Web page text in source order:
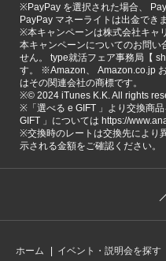
※PayPay を選択された場合、
PayPay マネーライトは出金できま
※本キャンペーンは株式会社キャ
本キャンペーンについてのお問い
せん。 type就活フェア事務局【
す。 ※Amazon、 Amazon.co.jp
はその関連会社の商標です。
※©️ 2024 iTunes K.K. All rights
※「選べる e GIFT 」より交換商
GIFT 」については https://
※交換時のレートは交換先により
示される金額をご確認ください。
ホーム イベント・説明会を探す